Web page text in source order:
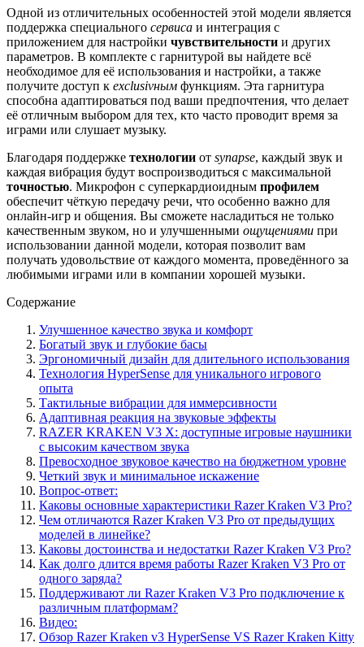
Одной из отличительных особенностей этой модели является
поддержка специального сервиса и интеграция с
приложением для настройки чувствительности и других
параметров. В комплекте с гарнитурой вы найдете всё
необходимое для её использования и настройки, а также
получите доступ к exclusivным функциям. Эта гарнитура
способна адаптироваться под ваши предпочтения, что делает
её отличным выбором для тех, кто часто проводит время за
играми или слушает музыку.
Благодаря поддержке технологии от synapse, каждый звук и
каждая вибрация будут воспроизводиться с максимальной
точностью. Микрофон с суперкардиоидным профилем
обеспечит чёткую передачу речи, что особенно важно для
онлайн-игр и общения. Вы сможете насладиться не только
качественным звуком, но и улучшенными ощущениями при
использовании данной модели, которая позволит вам
получать удовольствие от каждого момента, проведённого за
любимыми играми или в компании хорошей музыки.
Содержание
Улучшенное качество звука и комфорт
Богатый звук и глубокие басы
Эргономичный дизайн для длительного использования
Технология HyperSense для уникального игрового
опыта
Тактильные вибрации для иммерсивности
Адаптивная реакция на звуковые эффекты
RAZER KRAKEN V3 X: доступные игровые наушники
с высоким качеством звука
Превосходное звуковое качество на бюджетном уровне
Четкий звук и минимальное искажение
Вопрос-ответ:
Каковы основные характеристики Razer Kraken V3 Pro?
Чем отличаются Razer Kraken V3 Pro от предыдущих
моделей в линейке?
Каковы достоинства и недостатки Razer Kraken V3 Pro?
Как долго длится время работы Razer Kraken V3 Pro от
одного заряда?
Поддерживают ли Razer Kraken V3 Pro подключение к
различным платформам?
Видео:
Обзор Razer Kraken v3 HyperSense VS Razer Kraken Kitty